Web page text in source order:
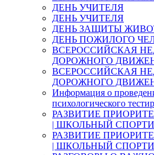
ДЕНЬ УЧИТЕЛЯ
ДЕНЬ УЧИТЕЛЯ
ДЕНЬ ЗАЩИТЫ
ДЕНЬ ПОЖИЛОГО
ВСЕРОССИЙСКАЯ
ДОРОЖНОГО
ВСЕРОССИЙСКАЯ
ДОРОЖНОГО
Информация о
психологического
РАЗВИТИЕ
| ШКОЛЬНЫЙ
РАЗВИТИЕ
| ШКОЛЬНЫЙ